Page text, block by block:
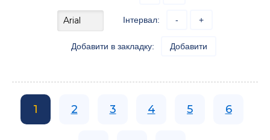
Інтервал: - +
Добавити в закладку: Добавити
1 2 3 4 5 6